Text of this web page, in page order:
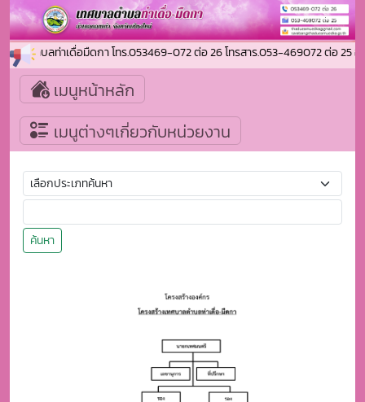
ตำบลท่าเดื่อมืดกา โทร.053469-072 ต่อ 26 โทรสาร.053-469072 ต่อ 25 อีเ
เมนูหน้าหลัก
เมนูต่างๆเกี่ยวกับหน่วยงาน
ค้นหา